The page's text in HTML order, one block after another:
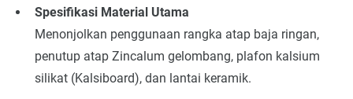
Spesifikasi Material Utama
Menonjolkan penggunaan rangka atap baja ringan,
penutup atap Zincalum gelombang, plafon kalsium
silikat (Kalsiboard), dan lantai keramik.